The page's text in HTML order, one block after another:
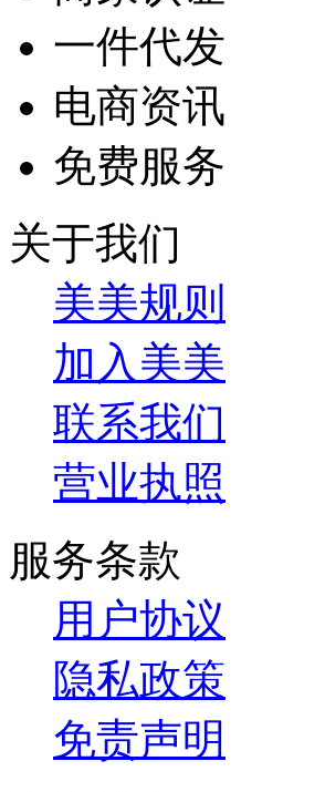
一件代发
电商资讯
免费服务
关于我们
美美规则
加入美美
联系我们
营业执照
服务条款
用户协议
隐私政策
免责声明